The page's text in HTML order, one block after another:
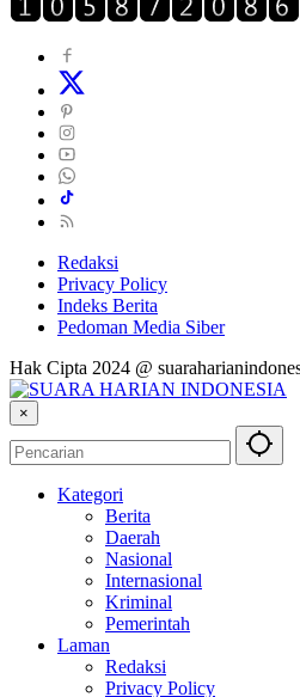
Redaksi
Privacy Policy
Indeks Berita
Pedoman Media Siber
Hak Cipta 2024 @
×
Kategori
Berita
Daerah
Nasional
Internasional
Kriminal
Pemerintah
Laman
Redaksi
Privacy Policy